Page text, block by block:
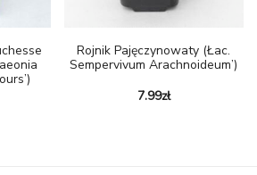
Rojnik Pajęczynowaty (Łac.
Sempervivum Arachnoideum’)
7.99zł